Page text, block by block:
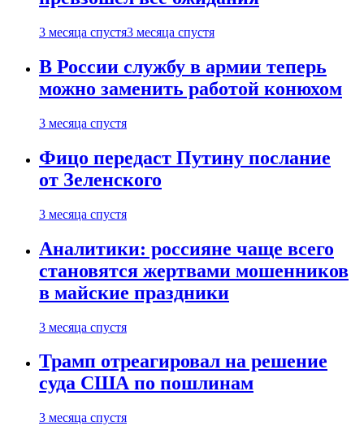
3 месяца спустя3 месяца спустя
В России службу в армии теперь
можно заменить работой конюхом
3 месяца спустя
Фицо передаст Путину послание
от Зеленского
3 месяца спустя
Аналитики: россияне чаще всего
становятся жертвами мошенников
в майские праздники
3 месяца спустя
Трамп отреагировал на решение
суда США по пошлинам
3 месяца спустя